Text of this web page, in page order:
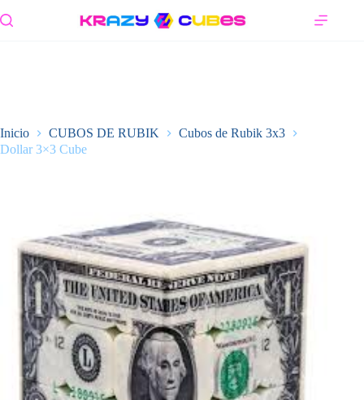
al
Inicio CUBOS DE RUBIK
Cubos de Rubik 3x3
Dollar 3×3 Cube